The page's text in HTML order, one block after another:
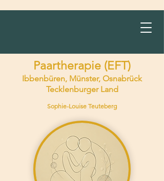
Paartherapie (EFT)
Ibbenbüren, Münster, Osnabrück
Tecklenburger Land
Sophie-Louise Teuteberg